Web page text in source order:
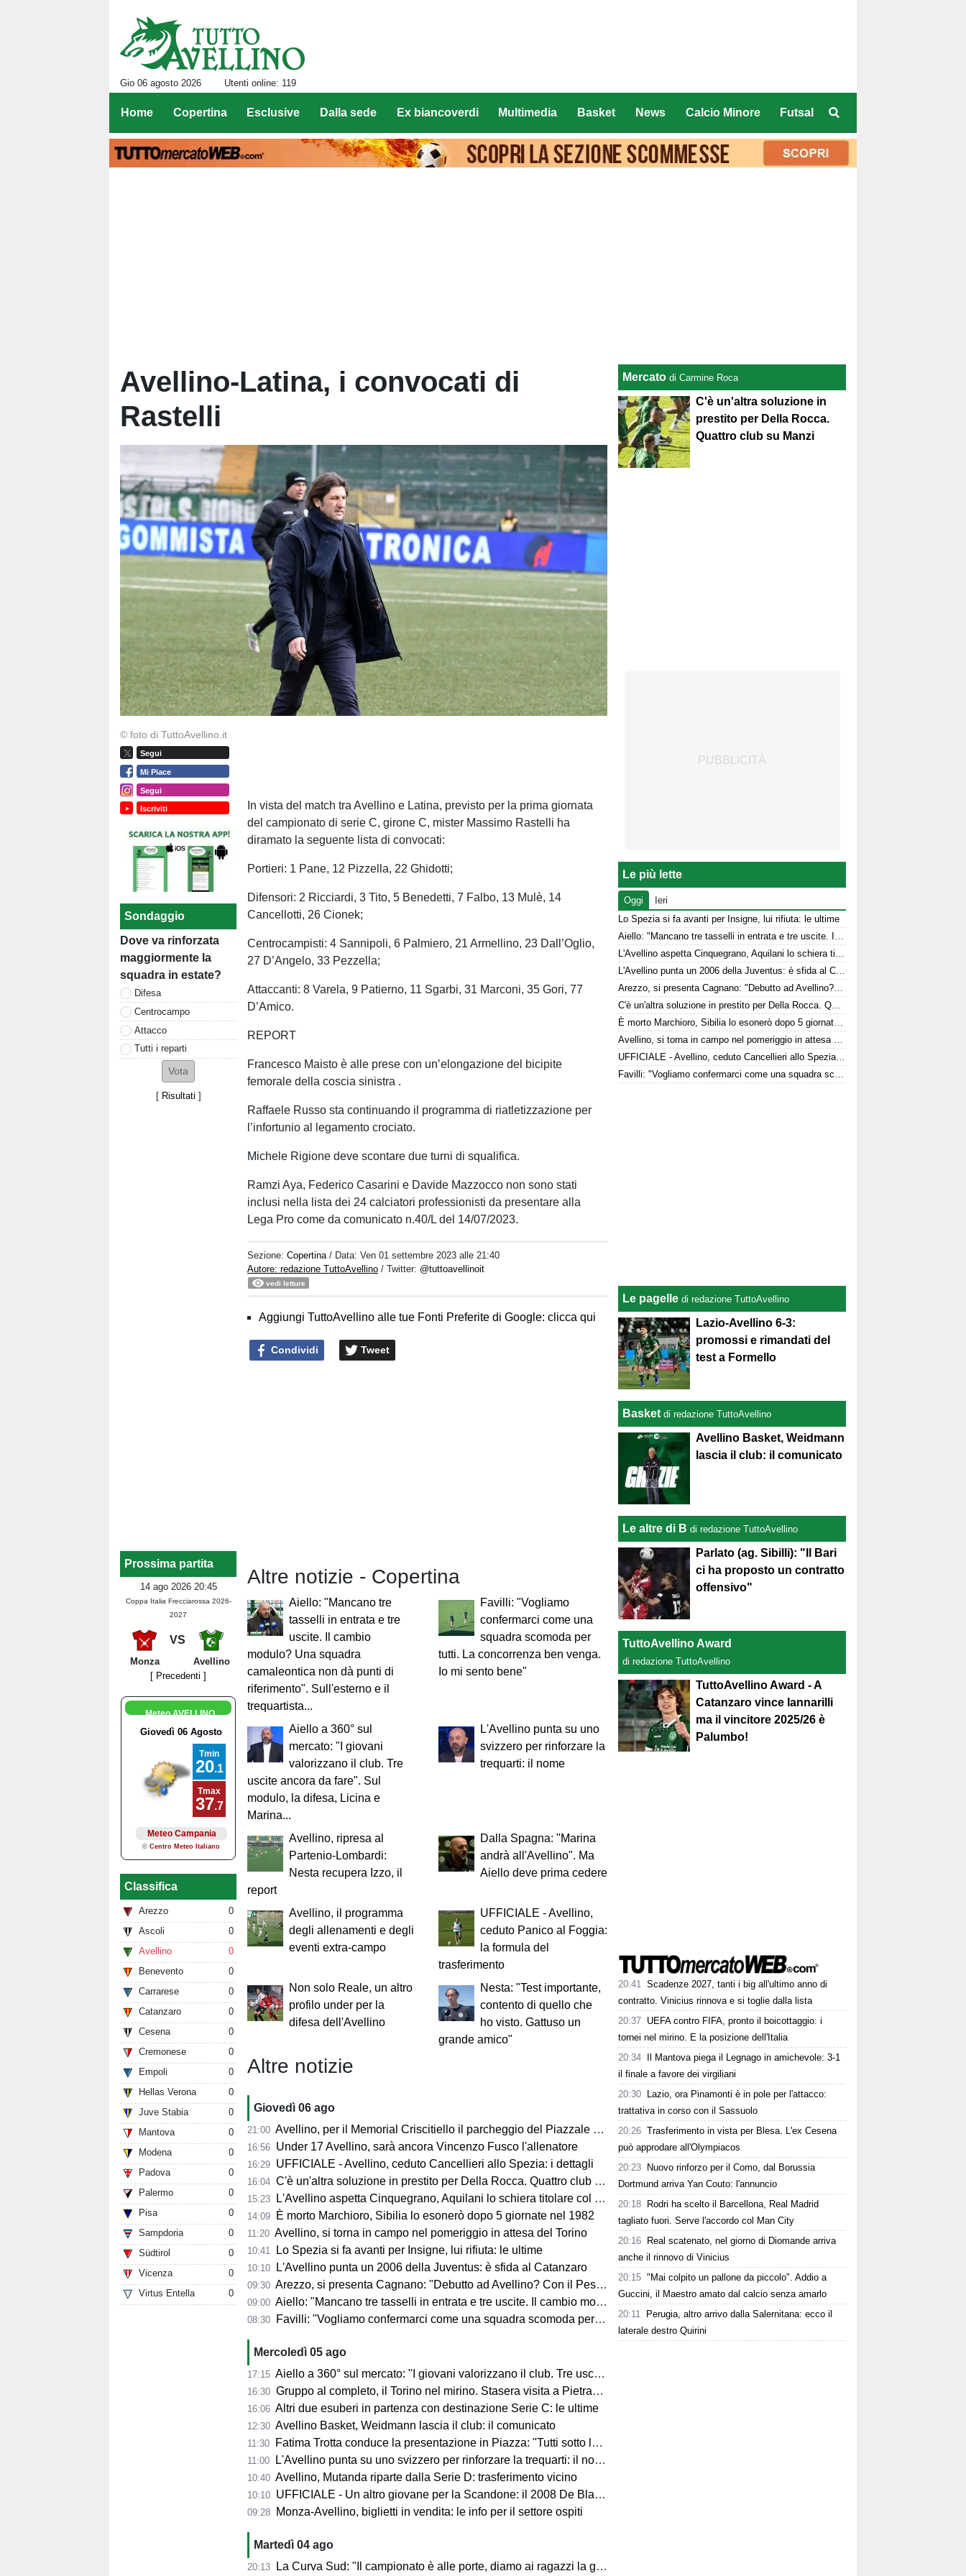
Gio 06 agosto 2026 Utenti online: 119
Home Copertina Esclusive Dalla sede Ex biancoverdi Multimedia Basket News Calcio Minore Futsal
Avellino-Latina, i convocati di
Rastelli
© foto di TuttoAvellino.it
Segui
Mi Piace
Segui
Iscriviti
Sondaggio
Dove va rinforzata
maggiormente la
squadra in estate?
Difesa
Centrocampo
Attacco
Tutti i reparti
[ Risultati ]
Prossima partita
14 ago 2026 20:45
Coppa Italia Frecciarossa 2026-
2027
VS
Monza
Avellino
[ Precedenti ]
Meteo AVELLINO
Classifica
Arezzo
0
Ascoli
0
Avellino
0
Benevento
0
Carrarese
0
Catanzaro
0
Cesena
0
Cremonese
0
Empoli
0
Hellas Verona
0
Juve Stabia
0
Mantova
0
Modena
0
Padova
0
Palermo
0
Pisa
0
Sampdoria
0
Südtirol
0
Vicenza
0
Virtus Entella
0
In vista del match tra Avellino e Latina, previsto per la prima giornata
del campionato di serie C, girone C, mister Massimo Rastelli ha
diramato la seguente lista di convocati:
Portieri: 1 Pane, 12 Pizzella, 22 Ghidotti;
Difensori: 2 Ricciardi, 3 Tito, 5 Benedetti, 7 Falbo, 13 Mulè, 14
Cancellotti, 26 Cionek;
Centrocampisti: 4 Sannipoli, 6 Palmiero, 21 Armellino, 23 Dall’Oglio,
27 D’Angelo, 33 Pezzella;
Attaccanti: 8 Varela, 9 Patierno, 11 Sgarbi, 31 Marconi, 35 Gori, 77
D’Amico.
REPORT
Francesco Maisto è alle prese con un’elongazione del bicipite
femorale della coscia sinistra .
Raffaele Russo sta continuando il programma di riatletizzazione per
l’infortunio al legamento crociato.
Michele Rigione deve scontare due turni di squalifica.
Ramzi Aya, Federico Casarini e Davide Mazzocco non sono stati
inclusi nella lista dei 24 calciatori professionisti da presentare alla
Lega Pro come da comunicato n.40/L del 14/07/2023.
Sezione:Copertina / Data:Ven 01 settembre 2023 alle 21:40
Autore: redazione TuttoAvellino / Twitter: @tuttoavellinoit
vedi letture
Aggiungi TuttoAvellino alle tue Fonti Preferite di Google: clicca qui
Condividi Tweet
Altre notizie - Copertina
Aiello: "Mancano tre
tasselli in entrata e tre
uscite. Il cambio
modulo? Una squadra
camaleontica non dà punti di
riferimento". Sull'esterno e il
trequartista...
Favilli: "Vogliamo
confermarci come una
squadra scomoda per
tutti. La concorrenza ben venga.
Io mi sento bene"
Aiello a 360° sul
mercato: "I giovani
valorizzano il club. Tre
uscite ancora da fare". Sul
modulo, la difesa, Licina e
Marina...
L'Avellino punta su uno
svizzero per rinforzare la
trequarti: il nome
Avellino, ripresa al
Partenio-Lombardi:
Nesta recupera Izzo, il
report
Dalla Spagna: "Marina
andrà all'Avellino". Ma
Aiello deve prima cedere
Avellino, il programma
degli allenamenti e degli
eventi extra-campo
UFFICIALE - Avellino,
ceduto Panico al Foggia:
la formula del
trasferimento
Non solo Reale, un altro
profilo under per la
difesa dell'Avellino
Nesta: "Test importante,
contento di quello che
ho visto. Gattuso un
grande amico"
Altre notizie
Giovedì 06 ago
21:00 Avellino, per il Memorial Criscitiello il parcheggio del Piazzale degli Irpini è occupato. I tifosi possono parcheggiare al Campo Genova
16:56 Under 17 Avellino, sarà ancora Vincenzo Fusco l'allenatore
16:29 UFFICIALE - Avellino, ceduto Cancellieri allo Spezia: i dettagli
16:04 C'è un'altra soluzione in prestito per Della Rocca. Quattro club su Manzi
15:23 L'Avellino aspetta Cinquegrano, Aquilani lo schiera titolare col Sassuolo
14:09 È morto Marchioro, Sibilia lo esonerò dopo 5 giornate nel 1982
11:20 Avellino, si torna in campo nel pomeriggio in attesa del Torino
10:41 Lo Spezia si fa avanti per Insigne, lui rifiuta: le ultime
10:10 L'Avellino punta un 2006 della Juventus: è sfida al Catanzaro
09:30 Arezzo, si presenta Cagnano: "Debutto ad Avellino? Con il Pescara andò bene. Gol dell'ex? Ho rispetto per la piazza e i compagni, non esulterei"
09:00 Aiello: "Mancano tre tasselli in entrata e tre uscite. Il cambio modulo? Una squadra camaleontica non dà punti di riferimento". Sull'esterno e il trequartista...
08:30 Favilli: "Vogliamo confermarci come una squadra scomoda per tutti. La concorrenza ben venga. Io mi sento bene"
Mercoledì 05 ago
17:15 Aiello a 360° sul mercato: "I giovani valorizzano il club. Tre uscite ancora da fare". Sul modulo, la difesa, Licina e Marina...
16:30 Gruppo al completo, il Torino nel mirino. Stasera visita a Pietrastornina
16:06 Altri due esuberi in partenza con destinazione Serie C: le ultime
12:30 Avellino Basket, Weidmann lascia il club: il comunicato
11:30 Fatima Trotta conduce la presentazione in Piazza: "Tutti sotto lo stesso cielo"
11:00 L'Avellino punta su uno svizzero per rinforzare la trequarti: il nome
10:40 Avellino, Mutanda riparte dalla Serie D: trasferimento vicino
10:10 UFFICIALE - Un altro giovane per la Scandone: il 2008 De Blasio
09:28 Monza-Avellino, biglietti in vendita: le info per il settore ospiti
Martedì 04 ago
20:13 La Curva Sud: "Il campionato è alle porte, diamo ai ragazzi la giusta carica"
Mercato di Carmine Roca
C'è un'altra soluzione in
prestito per Della Rocca.
Quattro club su Manzi
Le più lette
Oggi
Ieri
Lo Spezia si fa avanti per Insigne, lui rifiuta: le ultime
Aiello: "Mancano tre tasselli in entrata e tre uscite. Il cambio modulo? Una squadra camaleontica non dà punti di riferimento". Sull'esterno e il trequartista...
L'Avellino aspetta Cinquegrano, Aquilani lo schiera titolare col Sassuolo
L'Avellino punta un 2006 della Juventus: è sfida al Catanzaro
Arezzo, si presenta Cagnano: "Debutto ad Avellino? Con il Pescara andò bene. Gol dell'ex? Ho rispetto per la piazza e i compagni, non esulterei"
C'è un'altra soluzione in prestito per Della Rocca. Quattro club su Manzi
È morto Marchioro, Sibilia lo esonerò dopo 5 giornate nel 1982
Avellino, si torna in campo nel pomeriggio in attesa del Torino
UFFICIALE - Avellino, ceduto Cancellieri allo Spezia: i dettagli
Favilli: "Vogliamo confermarci come una squadra scomoda per tutti. La concorrenza ben venga. Io mi sento bene"
Le pagelle di redazione TuttoAvellino
Lazio-Avellino 6-3:
promossi e rimandati del
test a Formello
Basket di redazione TuttoAvellino
Avellino Basket, Weidmann
lascia il club: il comunicato
Le altre di B di redazione TuttoAvellino
Parlato (ag. Sibilli): "Il Bari
ci ha proposto un contratto
offensivo"
TuttoAvellino Award
di redazione TuttoAvellino
TuttoAvellino Award - A
Catanzaro vince Iannarilli
ma il vincitore 2025/26 è
Palumbo!
20:41 Scadenze 2027, tanti i big all'ultimo anno di
contratto. Vinicius rinnova e si toglie dalla lista
20:37 UEFA contro FIFA, pronto il boicottaggio: i
tornei nel mirino. E la posizione dell'Italia
20:34
Il Mantova piega il Legnago in amichevole: 3-1
il finale a favore dei virgiliani
20:30
Lazio, ora Pinamonti è in pole per l'attacco:
trattativa in corso con il Sassuolo
20:26 Trasferimento in vista per Blesa. L'ex Cesena
può approdare all'Olympiacos
20:23
Nuovo rinforzo per il Como, dal Borussia
Dortmund arriva Yan Couto: l'annuncio
20:18
Rodri ha scelto il Barcellona, Real Madrid
tagliato fuori. Serve l'accordo col Man City
20:16
Real scatenato, nel giorno di Diomande arriva
anche il rinnovo di Vinicius
20:15 "Mai colpito un pallone da piccolo". Addio a
Guccini, il Maestro amato dal calcio senza amarlo
20:11
Perugia, altro arrivo dalla Salernitana: ecco il
laterale destro Quirini